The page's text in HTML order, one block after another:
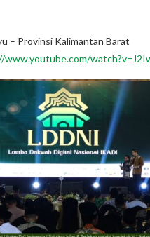
– Provinsi Kalimantan Barat